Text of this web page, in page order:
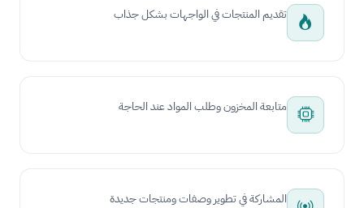
تقديم المنتجات في الواجهات بشكل جذاب
متابعة المخزون وطلب المواد عند الحاجة
المشاركة في تطوير وصفات ومنتجات جديدة